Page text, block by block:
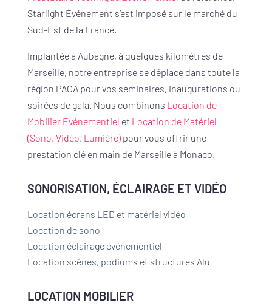
Starlight Événement s’est imposé sur le marché du
Sud-Est de la France.
Implantée à Aubagne, à quelques kilomètres de
Marseille, notre entreprise se déplace dans toute la
région PACA pour vos séminaires, inaugurations ou
soirées de gala. Nous combinons Location de
Mobilier Événementiel et Location de Matériel
(Sono, Vidéo, Lumière)pour vous offrir une
prestation clé en main de Marseille à Monaco.
SONORISATION, ÉCLAIRAGE ET VIDÉO
Location écrans LED et matériel vidéo
Location de sono
Location éclairage événementiel
Location scènes, podiums et structures Alu
LOCATION MOBILIER